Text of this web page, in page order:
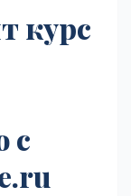
курс
с